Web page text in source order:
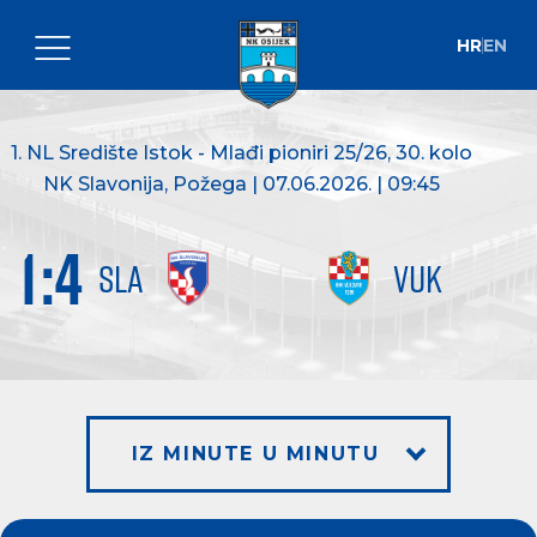
HREN
1. NL Središte Istok - Mlađi pioniri 25/26, 30. kolo
NK Slavonija, Požega | 07.06.2026. | 09:45
SLA VUK
1:4
IZ MINUTE U MINUTU